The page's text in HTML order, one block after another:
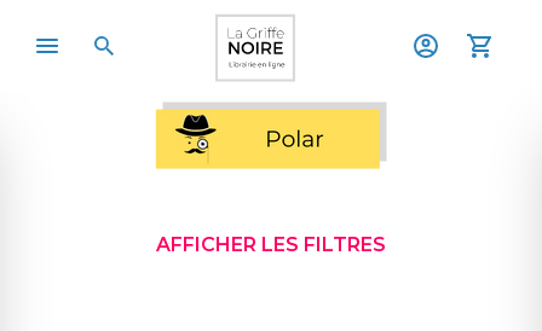
AFFICHER LES FILTRES